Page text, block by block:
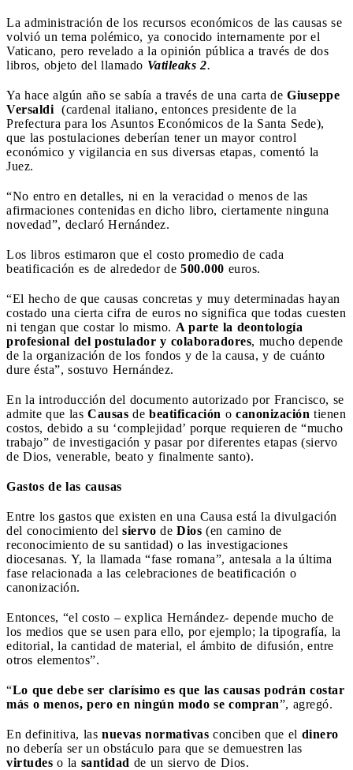
La administración de los recursos económicos de las causas se
volvió un tema polémico, ya conocido internamente por el
Vaticano, pero revelado a la opinión pública a través de dos
libros, objeto del llamado Vatileaks 2.
Ya hace algún año se sabía a través de una carta de Giuseppe
Versaldi (cardenal italiano, entonces presidente de la
Prefectura para los Asuntos Económicos de la Santa Sede),
que las postulaciones deberían tener un mayor control
económico y vigilancia en sus diversas etapas, comentó la
Juez.
“No entro en detalles, ni en la veracidad o menos de las
afirmaciones contenidas en dicho libro, ciertamente ninguna
novedad”, declaró Hernández.
Los libros estimaron que el costo promedio de cada
beatificación es de alrededor de 500.000 euros.
“El hecho de que causas concretas y muy determinadas hayan
costado una cierta cifra de euros no significa que todas cuesten
ni tengan que costar lo mismo. A parte la deontología
profesional del postulador y colaboradores, mucho depende
de la organización de los fondos y de la causa, y de cuánto
dure ésta”, sostuvo Hernández.
En la introducción del documento autorizado por Francisco, se
admite que las Causas de beatificación o canonización tienen
costos, debido a su ‘complejidad’ porque requieren de “mucho
trabajo” de investigación y pasar por diferentes etapas (siervo
de Dios, venerable, beato y finalmente santo).
Gastos de las causas
Entre los gastos que existen en una Causa está la divulgación
del conocimiento del siervo de Dios (en camino de
reconocimiento de su santidad) o las investigaciones
diocesanas. Y, la llamada “fase romana”, antesala a la última
fase relacionada a las celebraciones de beatificación o
canonización.
Entonces, “el costo – explica Hernández- depende mucho de
los medios que se usen para ello, por ejemplo; la tipografía, la
editorial, la cantidad de material, el ámbito de difusión, entre
otros elementos”.
“Lo que debe ser clarísimo es que las causas podrán costar
más o menos, pero en ningún modo se compran”, agregó.
En definitiva, las nuevas normativas conciben que el dinero
no debería ser un obstáculo para que se demuestren las
virtudes o la santidad de un siervo de Dios.